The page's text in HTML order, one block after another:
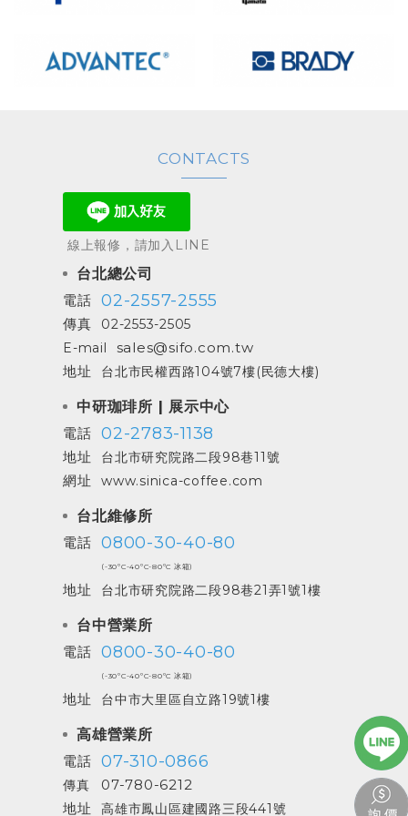
CONTACTS
線上報修，請加入LINE
台北總公司
電話 02-2557-2555
傳真
02-2553-2505
E-mail
sales@sifo.com.tw
地址
台北市民權西路104號7樓(民德大樓)
中研珈琲所 | 展示中心
電話 02-2783-1138
地址 台北市研究院路二段98巷11號
網址 www.sinica-coffee.com
台北維修所
電話 0800-30-40-80
(-30ºC-40ºC-80ºC 冰箱)
地址 台北市研究院路二段98巷21弄1號1樓
台中營業所
電話 0800-30-40-80
(-30ºC-40ºC-80ºC 冰箱)
地址 台中市大里區自立路19號1樓
高雄營業所
電話 07-310-0866
傳真
07-780-6212
地址
高雄市鳳山區建國路三段441號